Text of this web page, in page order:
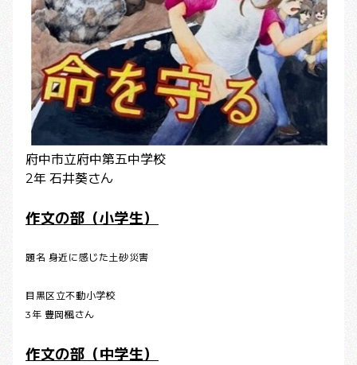
府中市立府中第五中学校
2年 石井葵さん
作文の部（小学生）
題名 身近に感じた土砂災害
目黒区立不動小学校
3年 豊岡楓さん
作文の部（中学生）